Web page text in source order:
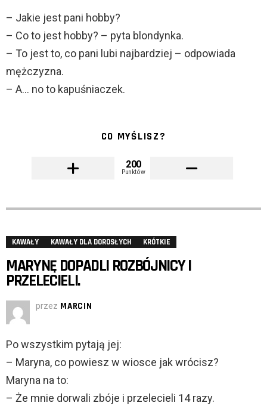
– Jakie jest pani hobby?
– Co to jest hobby? – pyta blondynka.
– To jest to, co pani lubi najbardziej – odpowiada
mężczyzna.
– A… no to kapuśniaczek.
CO MYŚLISZ?
200
Punktów
KAWAŁY KAWAŁY DLA DOROSŁYCH KRÓTKIE
MARYNĘ DOPADLI ROZBÓJNICY I
PRZELECIELI.
przez MARCIN
Po wszystkim pytają jej:
– Maryna, co powiesz w wiosce jak wrócisz?
Maryna na to:
– Że mnie dorwali zbóje i przelecieli 14 razy.